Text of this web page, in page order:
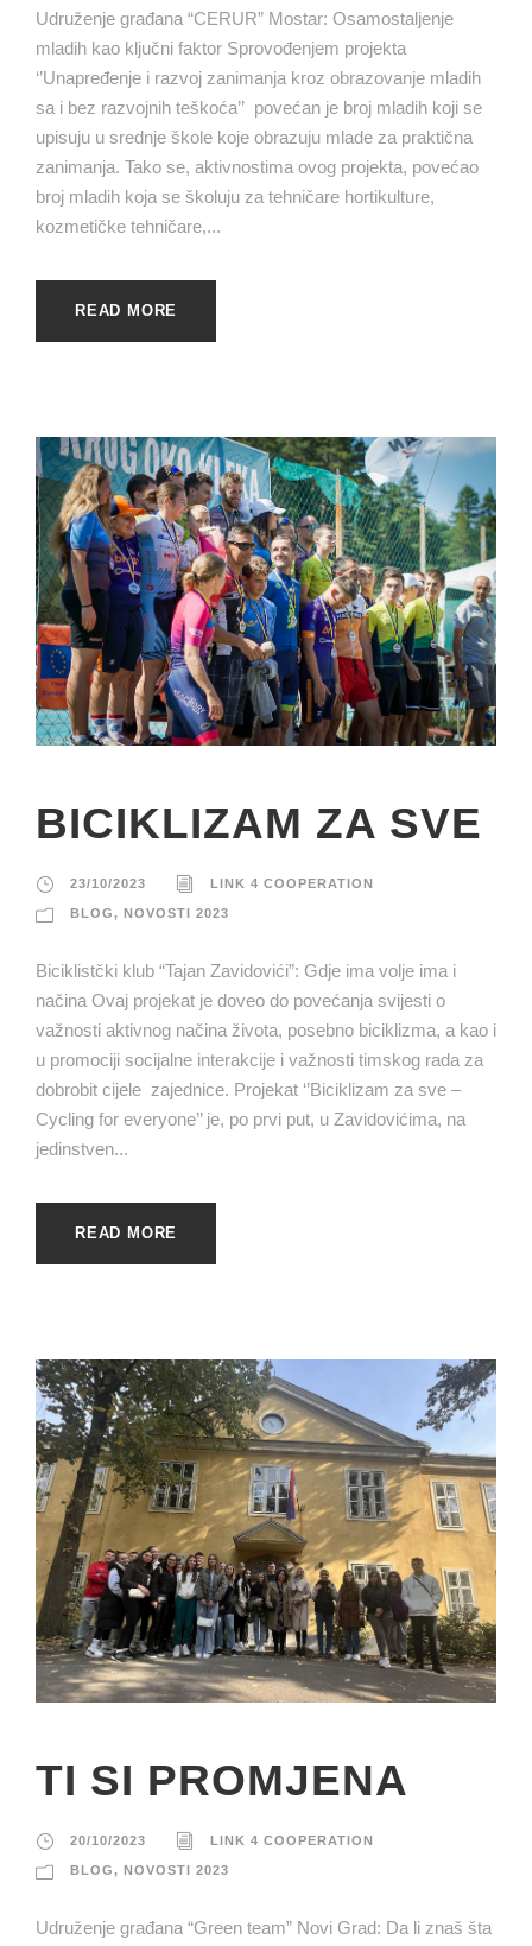
Udruženje građana “CERUR” Mostar: Osamostaljenje
mladih kao ključni faktor Sprovođenjem projekta
‘’Unapređenje i razvoj zanimanja kroz obrazovanje mladih
sa i bez razvojnih teškoća’’ povećan je broj mladih koji se
upisuju u srednje škole koje obrazuju mlade za praktična
zanimanja. Tako se, aktivnostima ovog projekta, povećao
broj mladih koja se školuju za tehničare hortikulture,
kozmetičke tehničare,...
READ MORE
BICIKLIZAM ZA SVE
23/10/2023 LINK 4 COOPERATION
BLOG, NOVOSTI 2023
Biciklistčki klub “Tajan Zavidovići”: Gdje ima volje ima i
načina Ovaj projekat je doveo do povećanja svijesti o
važnosti aktivnog načina života, posebno biciklizma, a kao i
u promociji socijalne interakcije i važnosti timskog rada za
dobrobit cijele zajednice. Projekat ‘’Biciklizam za sve –
Cycling for everyone’’ je, po prvi put, u Zavidovićima, na
jedinstven...
READ MORE
TI SI PROMJENA
20/10/2023 LINK 4 COOPERATION
BLOG, NOVOSTI 2023
Udruženje građana “Green team” Novi Grad: Da li znaš šta